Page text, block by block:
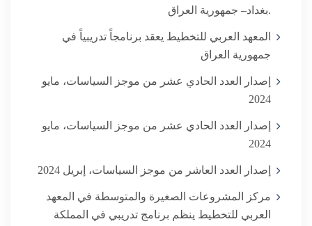
بغداد– جمهورية العراق.
المعهد العربي للتخطيط يعقد برنامجاً تدريبياً في
جمهورية العراق
إصدار العدد الحادي عشر من موجز السياسات، مايو
2024
إصدار العدد الحادي عشر من موجز السياسات، مايو
2024
إصدار العدد العاشر من موجز السياسات، إبريل 2024
مركز المشروعات الصغيرة والمتوسطة في المعهد
العربي للتخطيط ينظم برنامج تدريبي في المملكة